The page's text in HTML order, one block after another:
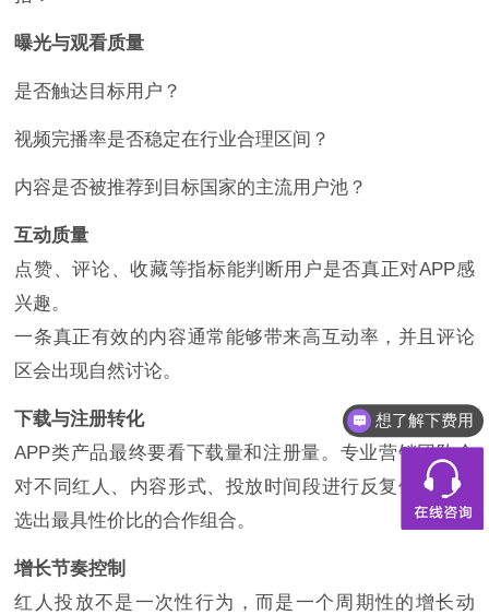
曝光与观看质量
是否触达目标用户？
视频完播率是否稳定在行业合理区间？
内容是否被推荐到目标国家的主流用户池？
互动质量
点赞、评论、收藏等指标能判断用户是否真正对APP感
兴趣。
一条真正有效的内容通常能够带来高互动率，并且评论
区会出现自然讨论。
下载与注册转化
APP类产品最终要看下载量和注册量。专业营销团队会
对不同红人、内容形式、投放时间段进行反复优化，筛
选出最具性价比的合作组合。
增长节奏控制
红人投放不是一次性行为，而是一个周期性的增长动
都有什么服务